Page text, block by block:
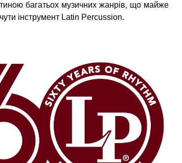
багатьох музичних жанрів, що майже
інструмент Latin Percussion.